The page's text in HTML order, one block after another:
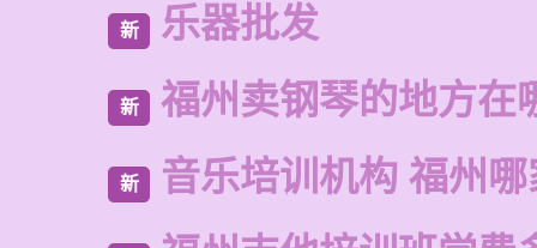
新 乐器批发
新 福州卖钢琴的地方在
新 音乐培训机构 福州